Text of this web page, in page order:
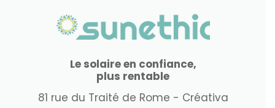
Le solaire en confiance,
plus rentable
81 rue du Traité de Rome - Créativa